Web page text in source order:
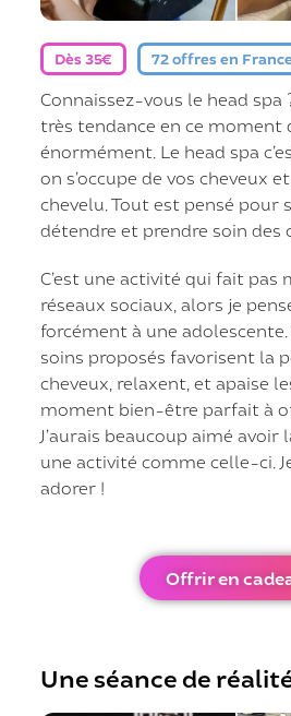
Dès 35€ 72 offres en
Connaissez-vous le head spa
très tendance en ce moment
énormément. Le head spa
on s’occupe de vos cheveux
chevelu. Tout est pensé pour
détendre et prendre soin des
C’est une activité qui fait pas
réseaux sociaux, alors je
forcément à une
soins proposés favorisent la
cheveux, relaxent, et apaise
moment bien-être parfait à
J’aurais beaucoup aimé avoir
une activité comme celle-ci.
adorer !
Offrir en
Une séance de